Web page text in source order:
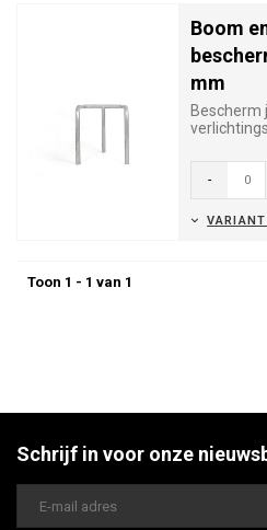
Boom
mm
Bescherm
-
Toon 1 - 1 van 1
Schrijf in voor onze